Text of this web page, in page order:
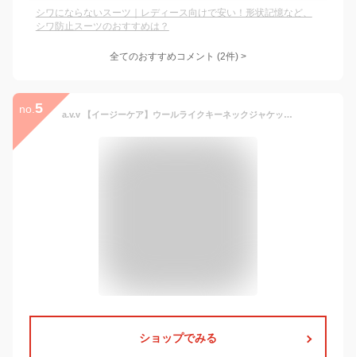
シワにならないスーツ｜レディース向けで安い！形状記憶など、
シワ防止スーツのおすすめは？
全てのおすすめコメント (2件) >
no. 5 a.v.v 【イージーケア】ウールライクキーネックジャケット アー・ヴェ・ヴェ スーツ・フォーマル スーツジャケット ベージュ グレー ブラック【送料無料】
ショップでみる